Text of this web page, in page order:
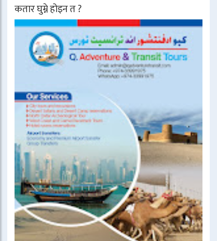
कतार घुम्ने होइन त ?